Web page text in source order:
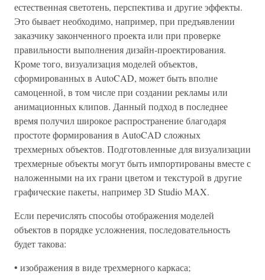
естественная светотень, перспектива и другие эффекты.
Это бывает необходимо, например, при предъявлении
заказчику законченного проекта или при проверке
правильности выполнения дизайн-проектирования.
Кроме того, визуализация моделей объектов,
сформированных в AutoCAD, может быть вполне
самоценной, в том числе при создании рекламы или
анимационных клипов. Данный подход в последнее
время получил широкое распространение благодаря
простоте формирования в AutoCAD сложных
трехмерных объектов. Подготовленные для визуализации
трехмерные объекты могут быть импортированы вместе с
наложенными на их грани цветом и текстурой в другие
графические пакеты, например 3D Studio MAX.
Если перечислять способы отображения моделей
объектов в порядке усложнения, последовательность
будет такова:
• изображения в виде трехмерного каркаса;